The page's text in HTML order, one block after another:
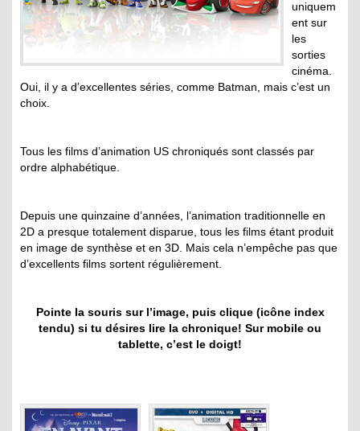
uniquem
ent sur
les
sorties
cinéma.
Oui, il y a d’excellentes séries, comme Batman, mais c’est un
choix.
Tous les films d’animation US chroniqués sont classés par
ordre alphabétique.
Depuis une quinzaine d’années, l’animation traditionnelle en
2D a presque totalement disparue, tous les films étant produit
en image de synthèse et en 3D. Mais cela n’empêche pas que
d’excellents films sortent régulièrement.
Pointe la souris sur l’image, puis clique (icône index
tendu) si tu désires lire la chronique! Sur mobile ou
tablette, c’est le doigt!